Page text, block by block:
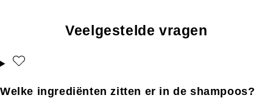
Veelgestelde vragen
Welke ingrediënten zitten er in de shampoos?